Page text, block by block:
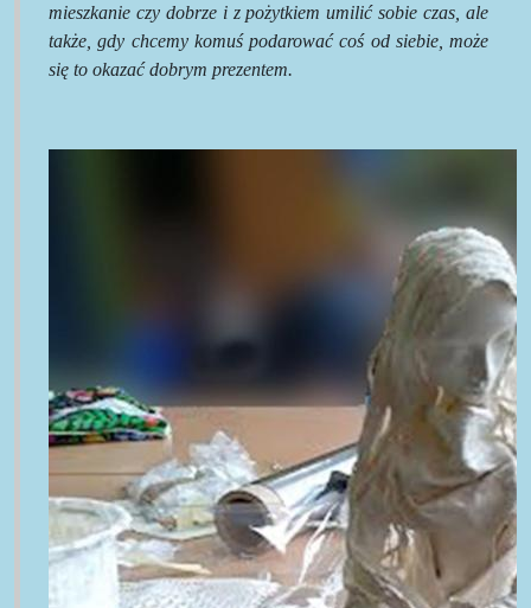
mieszkanie czy dobrze i z pożytkiem umilić sobie czas, ale
także, gdy chcemy komuś podarować coś od siebie, może
się to okazać dobrym prezentem.